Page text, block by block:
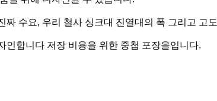
수요, 우리 철사 싱크대 진열대의 폭 그리고 고
인합니다 저장 비용을 위한 중첩 포장을입니다.